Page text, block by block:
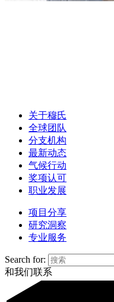
关于穆氏
全球团队
分支机构
最新动态
气候行动
奖项认可
职业发展
项目分享
研究洞察
专业服务
Search for:
和我们联系